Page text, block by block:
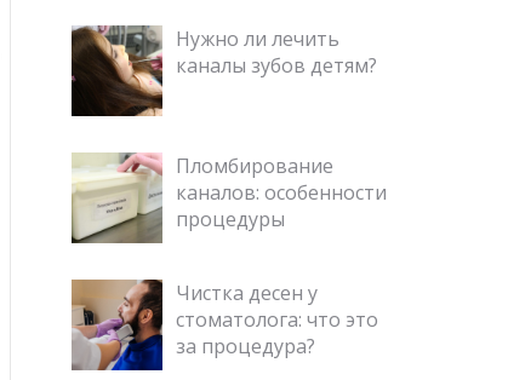
Нужно ли лечить
каналы зубов детям?
Пломбирование
каналов: особенности
процедуры
Чистка десен у
стоматолога: что это
за процедура?